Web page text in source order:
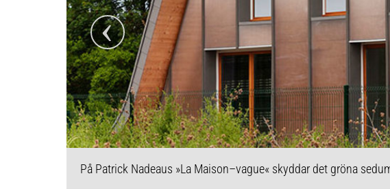
På Patrick Nadeaus »La Maison–vague« skyddar det gröna